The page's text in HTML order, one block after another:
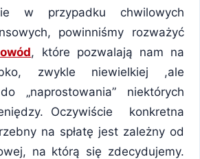
w przypadku chwilowych
powinniśmy rozważyć
, które pozwalają nam na
zwykle niewielkiej ,ale
„naprostowania” niektórych
Oczywiście konkretna
na spłatę jest zależny od
na którą się zdecydujemy.